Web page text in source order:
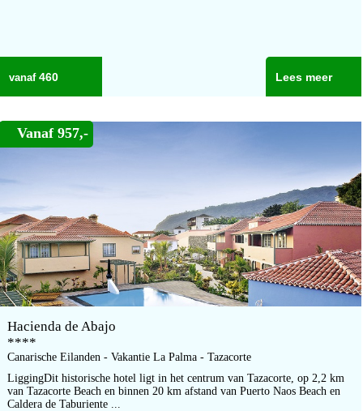
Lees meer
460
Vanaf 957,-
Hacienda de Abajo
****
Canarische Eilanden - Vakantie La Palma - Tazacorte
LiggingDit historische hotel ligt in het centrum van Tazacorte, op 2,2 km
van Tazacorte Beach en binnen 20 km afstand van Puerto Naos Beach en
Caldera de Taburiente ...